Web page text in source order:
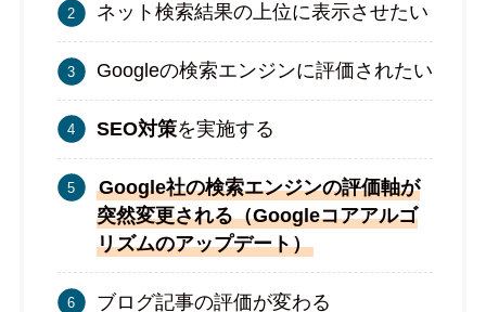
ネット検索結果の上位に表示させたい
Googleの検索エンジンに評価されたい
SEO対策を実施する
Google社の検索エンジンの評価軸が
突然変更される（Googleコアアルゴ
リズムのアップデート）
ブログ記事の評価が変わる